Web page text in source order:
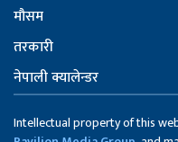
मौसम
तरकारी
नेपाली क्यालेन्डर
Intellectual property of this